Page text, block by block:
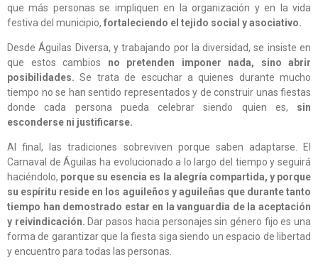
que más personas se impliquen en la organización y en la vida
festiva del municipio, fortaleciendo el tejido social y asociativo.
Desde Águilas Diversa, y trabajando por la diversidad, se insiste en
que estos cambios no pretenden imponer nada, sino abrir
posibilidades. Se trata de escuchar a quienes durante mucho
tiempo no se han sentido representados y de construir unas fiestas
donde cada persona pueda celebrar siendo quien es, sin
esconderse ni justificarse.
Al final, las tradiciones sobreviven porque saben adaptarse. El
Carnaval de Águilas ha evolucionado a lo largo del tiempo y seguirá
haciéndolo, porque su esencia es la alegría compartida, y porque
su espíritu reside en los aguileños y aguileñas que durante tanto
tiempo han demostrado estar en la vanguardia de la aceptación
y reivindicación. Dar pasos hacia personajes sin género fijo es una
forma de garantizar que la fiesta siga siendo un espacio de libertad
y encuentro para todas las personas.